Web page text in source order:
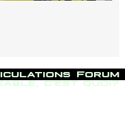
Forum
c'est quoi?